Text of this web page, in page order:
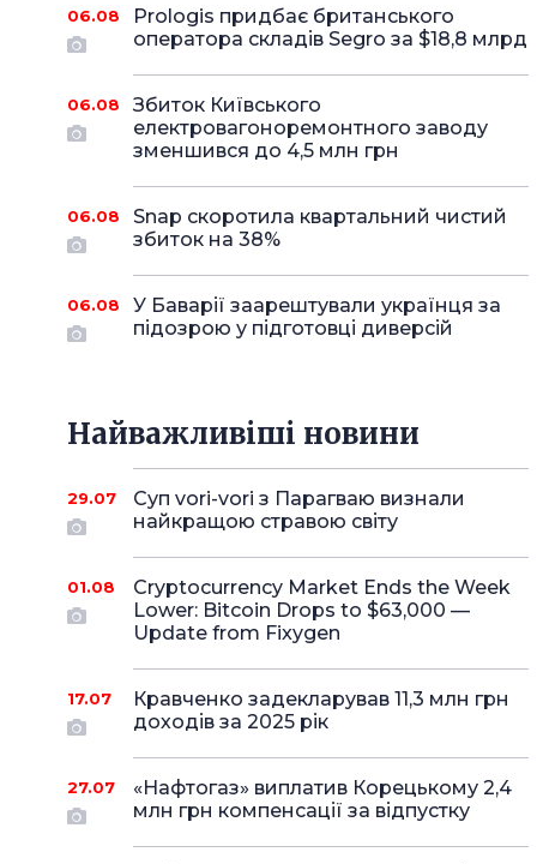
06.08
Prologis придбає британського
оператора складів Segro за $18,8 млрд
06.08
Збиток Київського
електровагоноремонтного заводу
зменшився до 4,5 млн грн
06.08
Snap скоротила квартальний чистий
збиток на 38%
06.08
У Баварії заарештували українця за
підозрою у підготовці диверсій
Найважливіші новини
29.07
Суп vori-vori з Парагваю визнали
найкращою стравою світу
01.08
Cryptocurrency Market Ends the Week
Lower: Bitcoin Drops to $63,000 —
Update from Fixygen
17.07
Кравченко задекларував 11,3 млн грн
доходів за 2025 рік
27.07
«Нафтогаз» виплатив Корецькому 2,4
млн грн компенсації за відпустку